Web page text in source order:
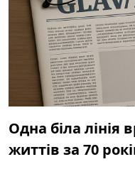
Одна біла лінія
життів за 70